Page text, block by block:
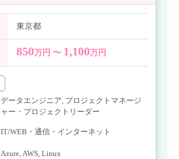
東京都
850万円 〜 1,100万円
データエンジニア, プロジェクトマネージ
ャー・プロジェクトリーダー
IT/WEB・通信・インターネット
Azure,AWS, Linux